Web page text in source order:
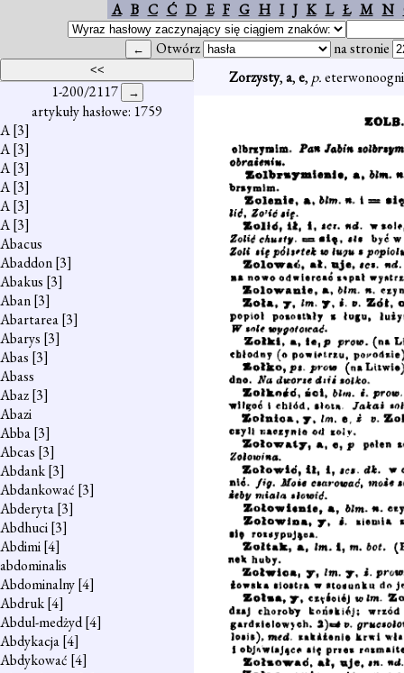
A B C Ć D E F G H I J K L Ł M N
Otwórz na stronie
1-200/2117
artykuły hasłowe: 1759
A[3]
A[3]
A[3]
A[3]
A[3]
A[3]
Abacus
Abaddon[3]
Abakus [3]
Aban[3]
Abartarea[3]
Abarys [3]
Abas [3]
Abass
Abaz[3]
Abazi
Abba[3]
Abcas [3]
Abdank[3]
Abdankować [3]
Abderyta[3]
Abdhuci[3]
Abdimi[4]
abdominalis
Abdominalny[4]
Abdruk[4]
Abdul-medżyd[4]
Abdykacja[4]
Abdykować [4]
Zorzysty,a,e, p.